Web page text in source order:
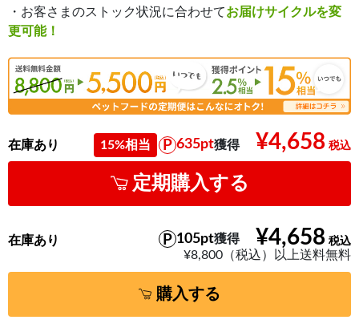
・お客さまのストック状況に合わせてお届けサイクルを変
更可能！
¥4,658
15%相当 635pt獲得
在庫あり
定期購入する
¥4,658
105pt獲得
¥8,800（税込）以上送料無料
在庫あり
購入する